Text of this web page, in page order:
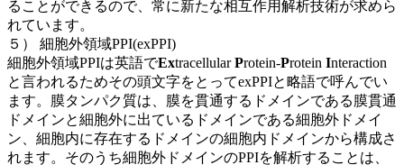
ることができるので、常に新たな相互作用解析技術が求めら
れています。
５） 細胞外領域PPI(exPPI)
細胞外領域PPIは英語でExtracellularProtein-Protein Interaction
と言われるためその頭文字をとってexPPIと略語で呼んでい
ます。膜タンパク質は、膜を貫通するドメインである膜貫通
ドメインと細胞外に出ているドメインである細胞外ドメイ
ン、細胞内に存在するドメインの細胞内ドメインから構成さ
れます。そのうち細胞外ドメインのPPIを解析することは、